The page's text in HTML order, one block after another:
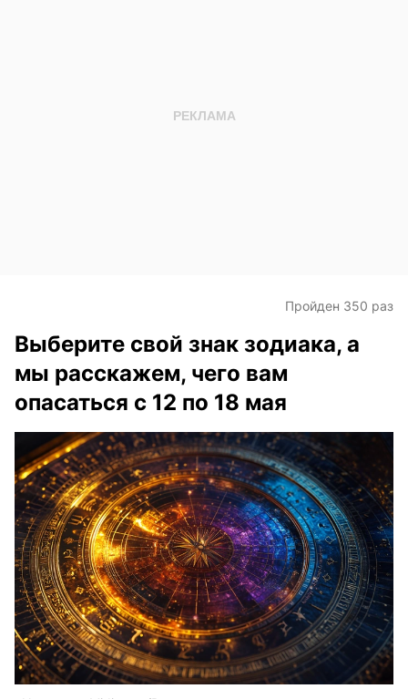
Пройден 350 раз
Выберите свой знак зодиака, а
мы расскажем, чего вам
опасаться с 12 по 18 мая